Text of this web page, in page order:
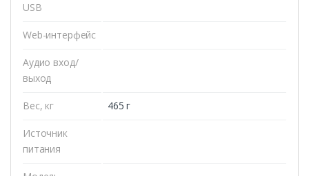
USB
Web-интерфейс
Аудио вход/
выход
Вес, кг 465 г
Источник
питания